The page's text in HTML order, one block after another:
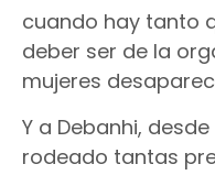
cuando hay tanto
deber ser de la
mujeres
Y a Debanhi,
rodeado tantas